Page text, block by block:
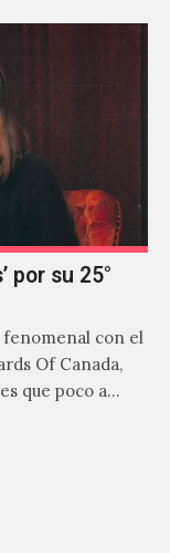
por su 25°
fenomenal con el
Of Canada,
que poco a…